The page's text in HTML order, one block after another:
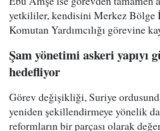
yetkililer, kendisini Merkez Bölge
Komutan Yardımcılığı görevine
Şam yönetimi askeri yapıyı
hedefliyor
Görev değişikliği, Suriye
yeniden şekillendirmeye yönelik
reformların bir parçası olarak